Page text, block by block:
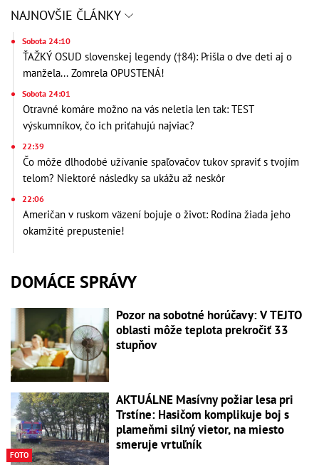
NAJNOVŠIE ČLÁNKY
Sobota 24:10
ŤAŽKÝ OSUD slovenskej legendy (†84): Prišla o dve deti aj o
manžela... Zomrela OPUSTENÁ!
Sobota 24:01
Otravné komáre možno na vás neletia len tak: TEST
výskumníkov, čo ich priťahujú najviac?
22:39
Čo môže dlhodobé užívanie spaľovačov tukov spraviť s tvojím
telom? Niektoré následky sa ukážu až neskôr
22:06
Američan v ruskom väzení bojuje o život: Rodina žiada jeho
okamžité prepustenie!
DOMÁCE SPRÁVY
Pozor na sobotné horúčavy: V TEJTO
oblasti môže teplota prekročiť 33
stupňov
FOTO
AKTUÁLNE Masívny požiar lesa pri
Trstíne: Hasičom komplikuje boj s
plameňmi silný vietor, na miesto
smeruje vrtuľník